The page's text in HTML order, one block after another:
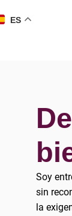
ES
Soy
sin
la